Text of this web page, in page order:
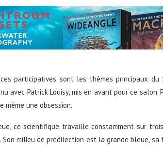
participatives sont les thèmes principaux du
avec Patrick Louisy, mis en avant pour ce
même une obsession.
ce scientifique travaille constamment sur
milieu de prédilection est la grande bleue,